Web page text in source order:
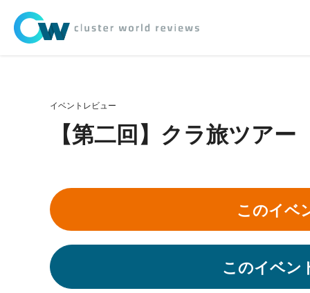
イベントレビュー
【第二回】クラ旅ツア
このイベ
このイベン